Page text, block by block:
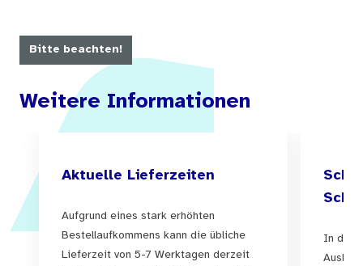
Bitte beachten!
Weitere Informationen
Aktuelle Lieferzeiten
Aufgrund eines stark erhöhten
Bestellaufkommens kann die übliche
Lieferzeit von 5-7 Werktagen derzeit
In der